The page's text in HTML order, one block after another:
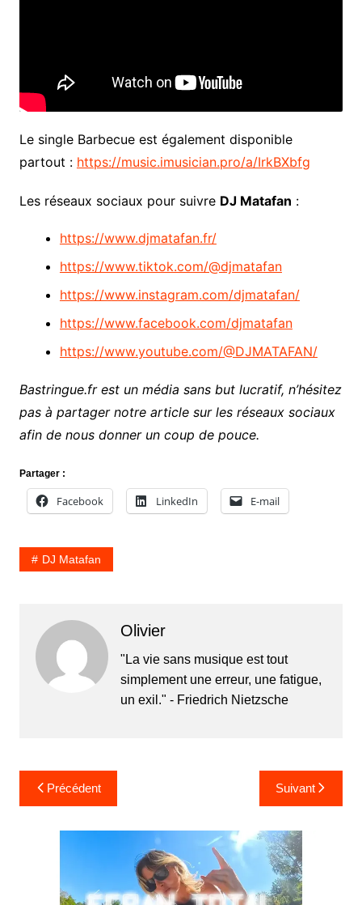
Le single Barbecue est également disponible
partout : https://music.imusician.pro/a/IrkBXbfg
Les réseaux sociaux pour suivre DJ Matafan :
https://www.djmatafan.fr/
https://www.tiktok.com/@djmatafan
https://www.instagram.com/djmatafan/
https://www.facebook.com/djmatafan
https://www.youtube.com/@DJMATAFAN/
Bastringue.fr est un média sans but lucratif, n’hésitez
pas à partager notre article sur les réseaux sociaux
afin de nous donner un coup de pouce.
Partager :
Facebook LinkedIn E-mail
DJ Matafan
Olivier
"La vie sans musique est tout
simplement une erreur, une fatigue,
un exil." - Friedrich Nietzsche
Navigation
de
l’article
Précédent Suivant